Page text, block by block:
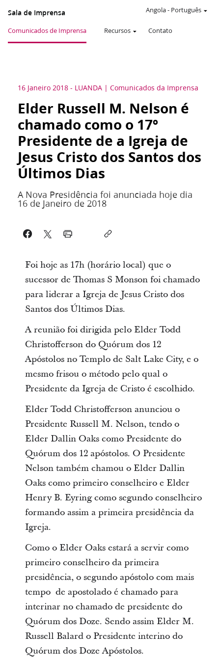
Sala de Imprensa
Comunicados de Imprensa Recursos Contato
Angola- Português
16 Janeiro 2018 - LUANDA Comunicados da Imprensa
Elder Russell M. Nelson é
chamado como o 17º
Presidente de a Igreja de
Jesus Cristo dos Santos dos
Últimos Dias
A Nova Presidência foi anunciada hoje dia
16 de Janeiro de 2018
Foi hoje as 17h (horário local) que o
sucessor de Thomas S Monson foi chamado
para liderar a Igreja de Jesus Cristo dos
Santos dos Últimos Dias.
A reunião foi dirigida pelo Elder Todd
Christofferson do Quórum dos 12
Apóstolos no Templo de Salt Lake City, e o
mesmo frisou o método pelo qual o
Presidente da Igreja de Cristo é escolhido.
Elder Todd Christofferson anunciou o
Presidente Russell M. Nelson, tendo o
Elder Dallin Oaks como Presidente do
Quórum dos 12 apóstolos. O Presidente
Nelson também chamou o Elder Dallin
Oaks como primeiro conselheiro e Elder
Henry B. Eyring como segundo conselheiro
formando assim a primeira presidência da
Igreja.
Como o Elder Oaks estará a servir como
primeiro conselheiro da primeira
presidência, o segundo apóstolo com mais
tempo de apostolado é chamado para
interinar no chamado de presidente do
Quórum dos Doze. Sendo assim Elder M.
Russell Balard o Presidente interino do
Quórum dos Doze Apóstolos.